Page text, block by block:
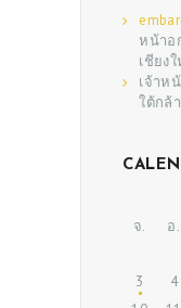
BEAUTY TIPS
หน้าอ
เชียง
เจ้าห
ใต้กล้
จ. อ.
3
4